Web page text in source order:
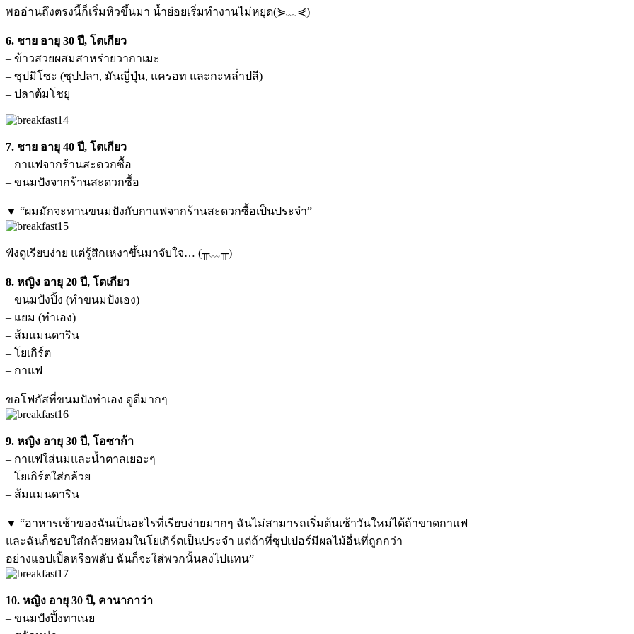
พออ่านถึงตรงนี้ก็เริ่มหิวขึ้นมา น้ำย่อยเริ่มทำงานไม่หยุด(⋟﹏⋞)
6. ชาย อายุ 30 ปี, โตเกียว
– ข้าวสวยผสมสาหร่ายวากาเมะ
– ซุปมิโซะ (ซุปปลา, มันญี่ปุ่น, แครอท และกะหล่ำปลี)
– ปลาต้มโชยุ
7. ชาย อายุ 40 ปี, โตเกียว
– กาแฟจากร้านสะดวกซื้อ
– ขนมปังจากร้านสะดวกซื้อ
▼ “ผมมักจะทานขนมปังกับกาแฟจากร้านสะดวกซื้อเป็นประจำ”
ฟังดูเรียบง่าย แต่รู้สึกเหงาขึ้นมาจับใจ… (╥﹏╥)
8. หญิง อายุ 20 ปี, โตเกียว
– ขนมปังปิ้ง (ทำขนมปังเอง)
– แยม (ทำเอง)
– ส้มแมนดาริน
– โยเกิร์ต
– กาแฟ
ขอโฟกัสที่ขนมปังทำเอง ดูดีมากๆ
9. หญิง อายุ 30 ปี, โอซาก้า
– กาแฟใส่นมและน้ำตาลเยอะๆ
– โยเกิร์ตใส่กล้วย
– ส้มแมนดาริน
▼ “อาหารเช้าของฉันเป็นอะไรที่เรียบง่ายมากๆ ฉันไม่สามารถเริ่มต้นเช้าวันใหม่ได้ถ้าขาดกาแฟ
และฉันก็ชอบใส่กล้วยหอมในโยเกิร์ตเป็นประจำ แต่ถ้าที่ซุปเปอร์มีผลไม้อื่นที่ถูกกว่า
อย่างแอปเปิ้ลหรือพลับ ฉันก็จะใส่พวกนั้นลงไปแทน”
10. หญิง อายุ 30 ปี, คานากาว่า
– ขนมปังปิ้งทาเนย